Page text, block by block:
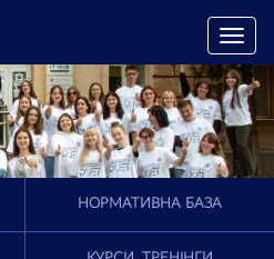
T
o
g
g
l
e
n
i
НОРМАТИВНА БАЗА